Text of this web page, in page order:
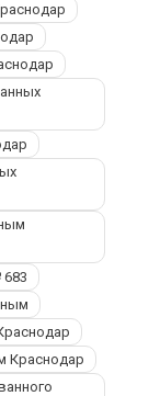
Краснодар